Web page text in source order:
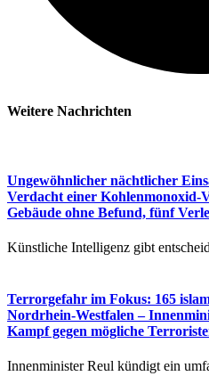
Weitere Nachrichten​
Ungewöhnlicher nächtlicher
Verdacht einer Kohlenmonoxid-
Gebäude ohne Befund, fünf
Künstliche Intelligenz gibt
Terrorgefahr im Fokus: 165
Nordrhein-Westfalen –
Kampf gegen mögliche
Innenminister Reul kündigt ein